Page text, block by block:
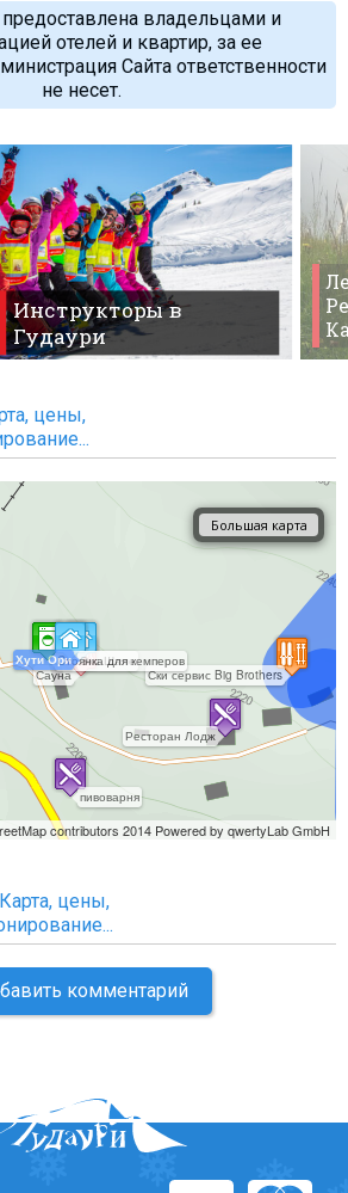
владельцами и
отелей и квартир, за ее
Сайта ответственности
не несет.
Инструкторы в
Гудаури
цены,
Карта, цены,
комментарий